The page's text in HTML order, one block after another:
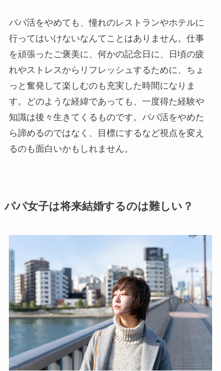
パパ活をやめても、憧れのレストランやホテルに
行ってはいけないなんてことはありません。仕事
を頑張ったご褒美に、何かの記念日に、日頃の疲
れやストレスからリフレッシュするために、ちょ
っと奮発して楽しむのも充実した時間になりま
す。どのような経緯であっても、一度得た経験や
知識は後々生きてくるものです。パパ活をやめた
ら諦めるのではなく、目標にするなど視点を変え
るのも面白いかもしれません。
パパ女子は将来結婚するのは難しい？